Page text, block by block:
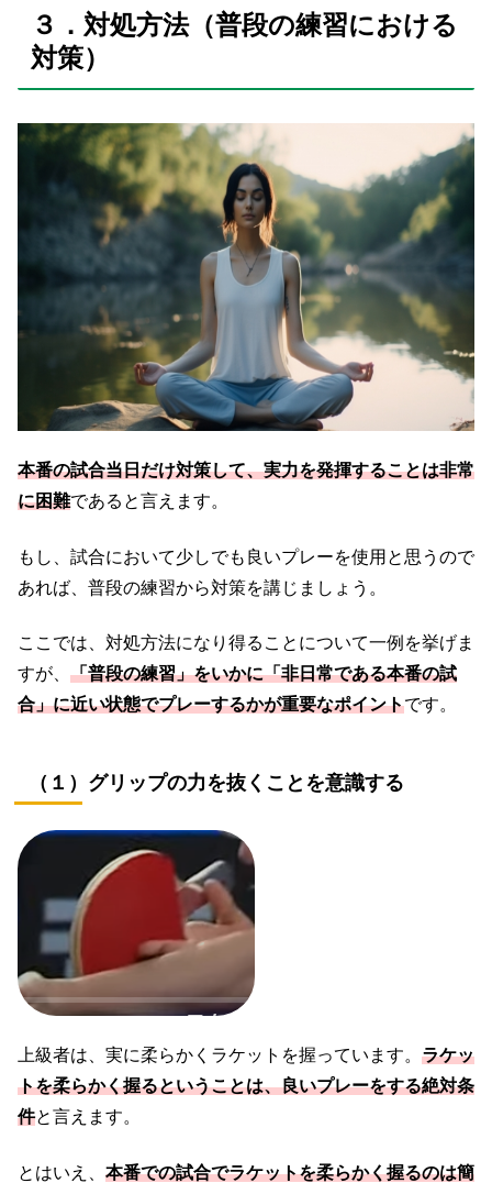
３．対処方法（普段の練習における
対策）
本番の試合当日だけ対策して、実力を発揮することは非常
に困難であると言えます。
もし、試合において少しでも良いプレーを使用と思うので
あれば、普段の練習から対策を講じましょう。
ここでは、対処方法になり得ることについて一例を挙げま
すが、 「普段の練習」をいかに「非日常である本番の試
合」に近い状態でプレーするかが重要なポイントです。
（１）グリップの力を抜くことを意識する
上級者は、実に柔らかくラケットを握っています。 ラケッ
トを柔らかく握るということは、良いプレーをする絶対条
件と言えます。
とはいえ、 本番での試合でラケットを柔らかく握るのは簡